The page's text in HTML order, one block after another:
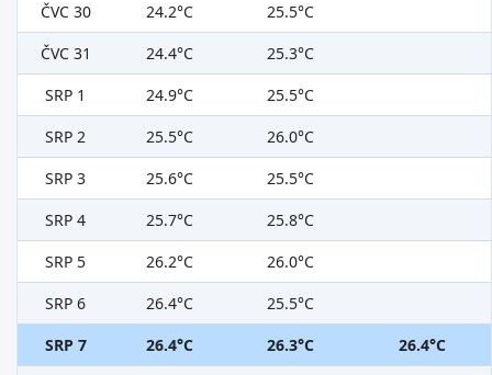
ČVC 30
24.2°C
25.5°C
ČVC 31
24.4°C
25.3°C
SRP 1
24.9°C
25.5°C
SRP 2
25.5°C
26.0°C
SRP 3
25.6°C
25.5°C
SRP 4
25.7°C
25.8°C
SRP 5
26.2°C
26.0°C
SRP 6
26.4°C
25.5°C
SRP 7
26.4°C 26.3°C
26.4°C